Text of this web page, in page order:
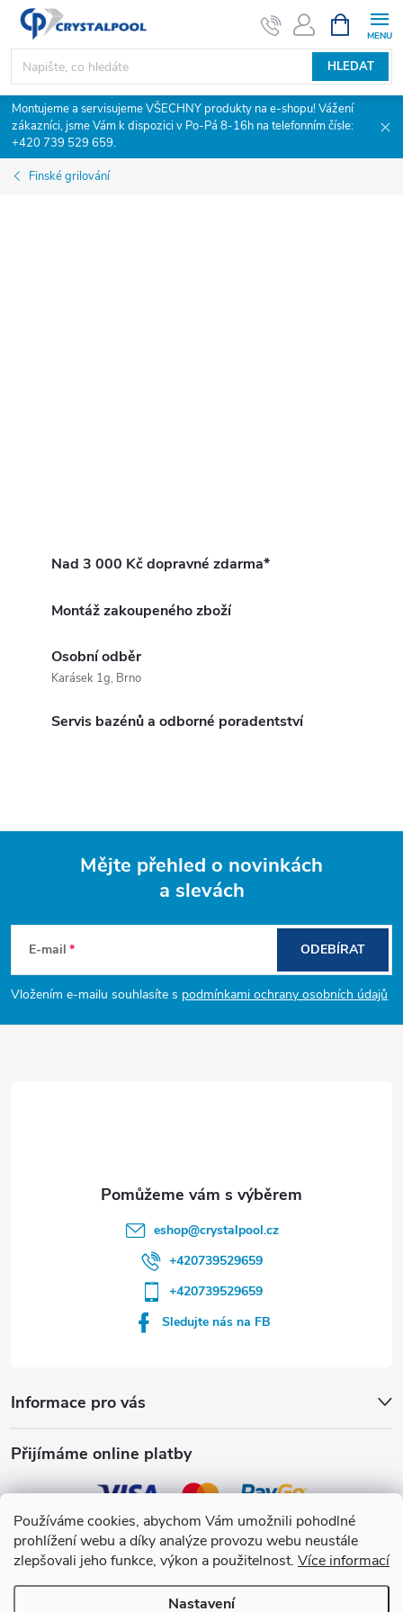
Používáme cookies, abychom Vám umožnili pohodlné
prohlížení webu a díky analýze provozu webu neustále
zlepšovali jeho funkce, výkon a použitelnost. Více informací
Nastavení
Přejít
obsah
HLEDAT
NÁKUPNÍ
KOŠÍK
Montujeme a servisujeme VŠECHNY produkty na e-shopu! Vážení
zákazníci, jsme Vám k dispozici v Po-Pá 8-16h na telefonním čísle:
+420 739 529 659.
Finské grilování
Nad 3 000 Kč dopravné zdarma*
Montáž zakoupeného zboží
Osobní odběr
Karásek 1g, Brno
Servis bazénů a odborné poradentství
p
a
Mějte přehled o novinkách
a slevách
E-mail
Vložením e-mailu souhlasíte s podmínkami ochrany osobních údajů
ODEBÍRAT
Informace pro vás
Přijímáme online platby
eshop@crystalpool.cz
+420739529659
+420739529659
Sledujte nás na FB
Crystalpool s.r.o.